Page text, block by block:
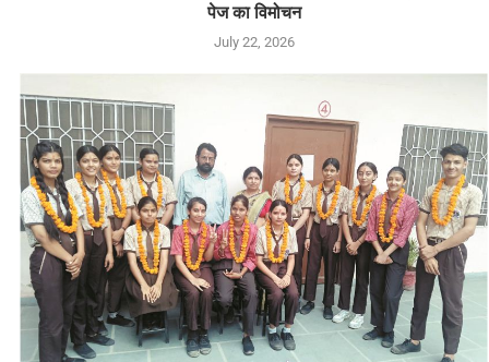
पेज का विमोचन
July 22, 2026